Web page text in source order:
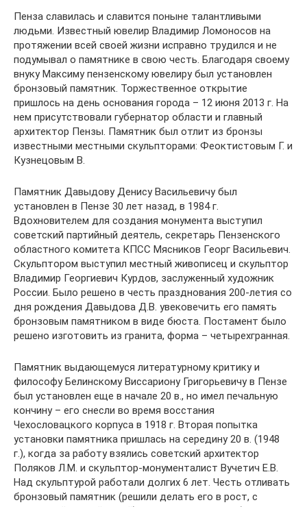
Пенза славилась и славится поныне талантливыми
людьми. Известный ювелир Владимир Ломоносов на
протяжении всей своей жизни исправно трудился и не
подумывал о памятнике в свою честь. Благодаря своему
внуку Максиму пензенскому ювелиру был установлен
бронзовый памятник. Торжественное открытие
пришлось на день основания города – 12 июня 2013 г. На
нем присутствовали губернатор области и главный
архитектор Пензы. Памятник был отлит из бронзы
известными местными скульпторами: Феоктистовым Г. и
Кузнецовым В.
Памятник Давыдову Денису Васильевичу был
установлен в Пензе 30 лет назад, в 1984 г.
Вдохновителем для создания монумента выступил
советский партийный деятель, секретарь Пензенского
областного комитета КПСС Мясников Георг Васильевич.
Скульптором выступил местный живописец и скульптор
Владимир Георгиевич Курдов, заслуженный художник
России. Было решено в честь празднования 200-летия со
дня рождения Давыдова Д.В. увековечить его память
бронзовым памятником в виде бюста. Постамент было
решено изготовить из гранита, форма – четырехгранная.
Памятник выдающемуся литературному критику и
философу Белинскому Виссариону Григорьевичу в Пензе
был установлен еще в начале 20 в., но имел печальную
кончину – его снесли во время восстания
Чехословацкого корпуса в 1918 г. Вторая попытка
установки памятника пришлась на середину 20 в. (1948
г.), когда за работу взялись советский архитектор
Поляков Л.М. и скульптор-монументалист Вучетич Е.В.
Над скульптурой работали долгих 6 лет. Честь отливать
бронзовый памятник (решили делать его в рост, с